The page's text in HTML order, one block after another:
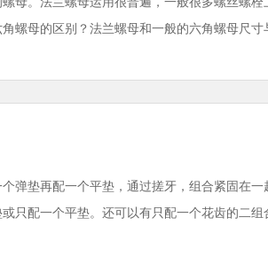
螺母的区别？法兰螺母和一般的六角螺母尺寸与
弹垫再配一个平垫，通过搓牙，组合紧固在一
只配一个平垫。还可以有只配一个花齿的二组